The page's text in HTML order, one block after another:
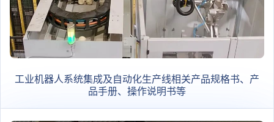
工业机器人系统集成及自动化生产线相关产品规格书、产
品手册、操作说明书等